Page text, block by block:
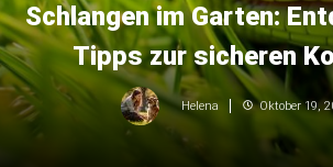
Schlangen im Garten:
Tipps zur sicheren
Helena Oktober 19,